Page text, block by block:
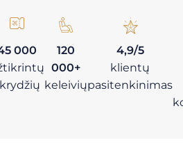
000
120
000+
keleivių
4,9/5
klientų
pasitenkinimas